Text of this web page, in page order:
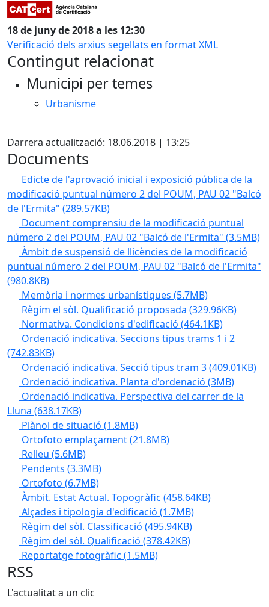
18 de juny de 2018 a les 12:30
Verificació dels arxius segellats en format XML
Contingut relacionat
Municipi per temes
Urbanisme
Darrera actualització: 18.06.2018 | 13:25
Documents
Edicte de l'aprovació inicial i exposició pública de la
modificació puntual número 2 del POUM, PAU 02 "Balcó
de l'Ermita" (289.57KB)
Document comprensiu de la modificació puntual
número 2 del POUM, PAU 02 "Balcó de l'Ermita" (3.5MB)
Àmbit de suspensió de llicències de la modificació
puntual número 2 del POUM, PAU 02 "Balcó de l'Ermita"
(980.8KB)
Memòria i normes urbanístiques (5.7MB)
Règim el sòl. Qualificació proposada (329.96KB)
Normativa. Condicions d'edificació (464.1KB)
Ordenació indicativa. Seccions tipus trams 1 i 2
(742.83KB)
Ordenació indicativa. Secció tipus tram 3(409.01KB)
Ordenació indicativa. Planta d'ordenació (3MB)
Ordenació indicativa. Perspectiva del carrer de la
Lluna (638.17KB)
Plànol de situació (1.8MB)
Ortofoto emplaçament(21.8MB)
Relleu (5.6MB)
Pendents (3.3MB)
Ortofoto (6.7MB)
Àmbit. Estat Actual. Topogràfic (458.64KB)
Alçades i tipologia d'edificació (1.7MB)
Règim del sòl. Classificació (495.94KB)
Règim del sòl. Qualificació (378.42KB)
Reportatge fotogràfic (1.5MB)
RSS
L'actualitat a un clic